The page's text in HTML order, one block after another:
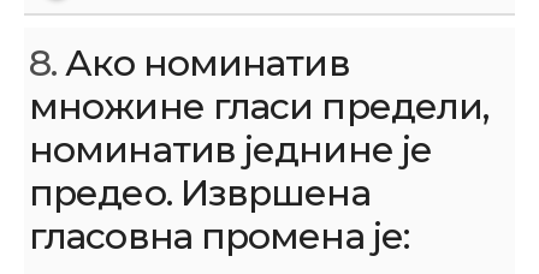
8.Ако номинатив
множине гласи предели,
номинатив једнине је
предео. Извршена
гласовна промена је: